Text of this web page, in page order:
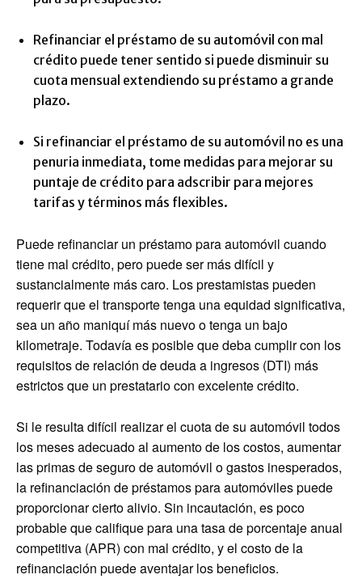
Refinanciar el préstamo de su automóvil con mal
crédito puede tener sentido si puede disminuir su
cuota mensual extendiendo su préstamo a grande
plazo.
Si refinanciar el préstamo de su automóvil no es una
penuria inmediata, tome medidas para mejorar su
puntaje de crédito para adscribir para mejores
tarifas y términos más flexibles.
Puede refinanciar un préstamo para automóvil cuando
tiene mal crédito, pero puede ser más difícil y
sustancialmente más caro. Los prestamistas pueden
requerir que el transporte tenga una equidad significativa,
sea un año maniquí más nuevo o tenga un bajo
kilometraje. Todavía es posible que deba cumplir con los
requisitos de relación de deuda a ingresos (DTI) más
estrictos que un prestatario con excelente crédito.
Si le resulta difícil realizar el cuota de su automóvil todos
los meses adecuado al aumento de los costos, aumentar
las primas de seguro de automóvil o gastos inesperados,
la refinanciación de préstamos para automóviles puede
proporcionar cierto alivio. Sin incautación, es poco
probable que califique para una tasa de porcentaje anual
competitiva (APR) con mal crédito, y el costo de la
refinanciación puede aventajar los beneficios.